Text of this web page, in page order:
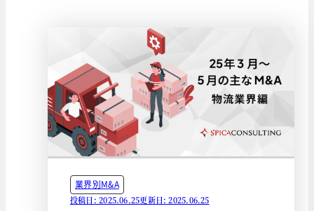
業界別M&A
投稿日: 2025.06.25更新日: 2025.06.25